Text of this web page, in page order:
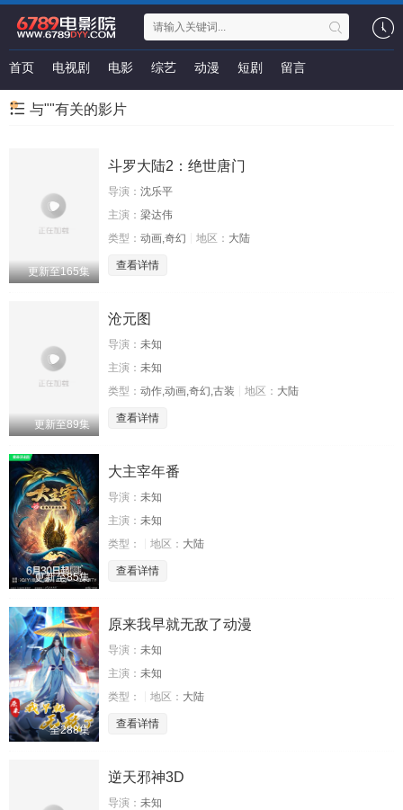
首页 电视剧 电影 综艺 动漫 短剧 留言
与""有关的影片
更新至165集
斗罗大陆2：绝世唐门
导演： 沈乐平
主演： 梁达伟
类型： 动画,奇幻 地区： 大陆
查看详情
更新至89集
沧元图
导演： 未知
主演： 未知
类型： 动作,动画,奇幻,古装 地区： 大陆
查看详情
更新至85集
大主宰年番
导演： 未知
主演： 未知
类型：
地区： 大陆
查看详情
全288集
原来我早就无敌了动漫
导演： 未知
主演： 未知
类型：
地区： 大陆
查看详情
逆天邪神3D
导演： 未知